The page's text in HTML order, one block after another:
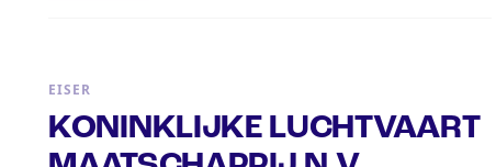
EISER
KONINKLIJKE LUCHTVAART